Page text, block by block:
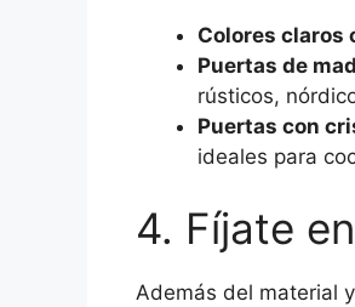
Colores claros
Puertas de
rústicos,
Puertas con
ideales para
4. Fíjate
Además del material